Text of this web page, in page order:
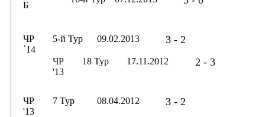
Б
ЧР
`14
5-й Тур 09.02.2013 3 - 2
ЧР
'13
18 Тур 17.11.2012 2 - 3
ЧР
'13
7 Тур 08.04.2012 3 - 2